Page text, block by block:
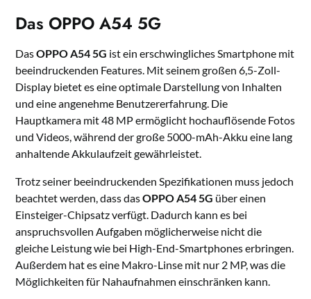
Das OPPO A54 5G
DasOPPO A54 5G ist ein erschwingliches Smartphone mit
beeindruckenden Features. Mit seinem großen 6,5-Zoll-
Display bietet es eine optimale Darstellung von Inhalten
und eine angenehme Benutzererfahrung. Die
Hauptkamera mit 48 MP ermöglicht hochauflösende Fotos
und Videos, während der große 5000-mAh-Akku eine lang
anhaltende Akkulaufzeit gewährleistet.
Trotz seiner beeindruckenden Spezifikationen muss jedoch
beachtet werden, dass dasOPPO A54 5G über einen
Einsteiger-Chipsatz verfügt. Dadurch kann es bei
anspruchsvollen Aufgaben möglicherweise nicht die
gleiche Leistung wie bei High-End-Smartphones erbringen.
Außerdem hat es eine Makro-Linse mit nur 2 MP, was die
Möglichkeiten für Nahaufnahmen einschränken kann.